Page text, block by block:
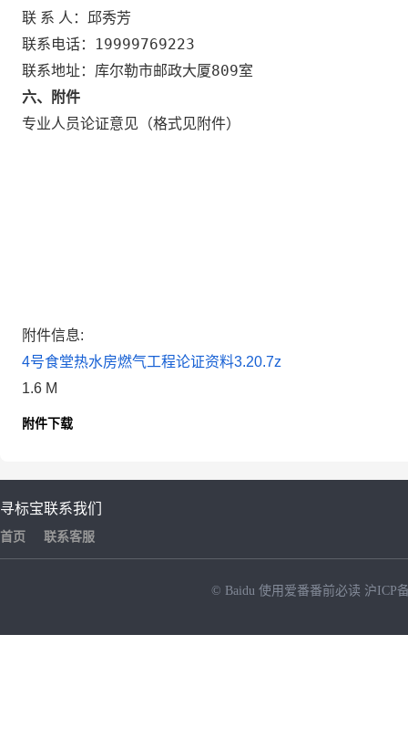
联 系 人： 邱秀芳
联系电话： 19999769223
联系地址： 库尔勒市邮政大厦809室
六、附件
专业人员论证意见（格式见附件）
附件信息:
4号食堂热水房燃气工程论证资料3.20.7z
1.6 M
附件下载
寻标宝
首页
联系我们
联系客服
© Baidu 使用爱番番前必读 沪ICP